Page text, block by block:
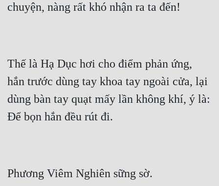
chuyện, nàng rất khó nhận ra ta đến!
Thế là Hạ Dục hơi cho điểm phản ứng,
hắn trước dùng tay khoa tay ngoài cửa, lại
dùng bàn tay quạt mấy lần không khí, ý là:
Để bọn hắn đều rút đi.
Phương Viêm Nghiên sững sờ.